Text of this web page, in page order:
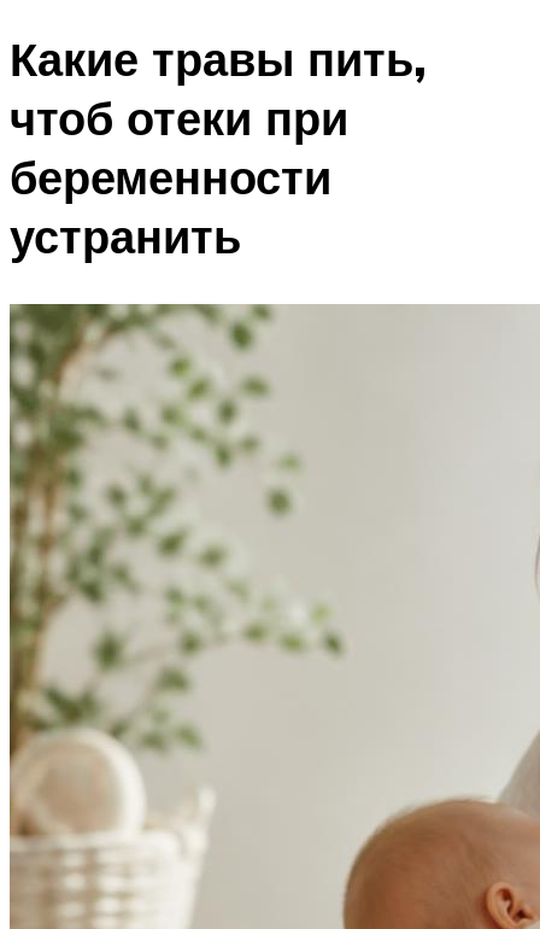
Какие травы пить,
чтоб отеки при
беременности
устранить